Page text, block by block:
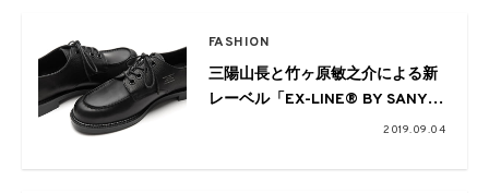
FASHION
三陽山長と竹ヶ原敏之介による新
レーベル「EX-LINE® BY SANYO
2019.09.04